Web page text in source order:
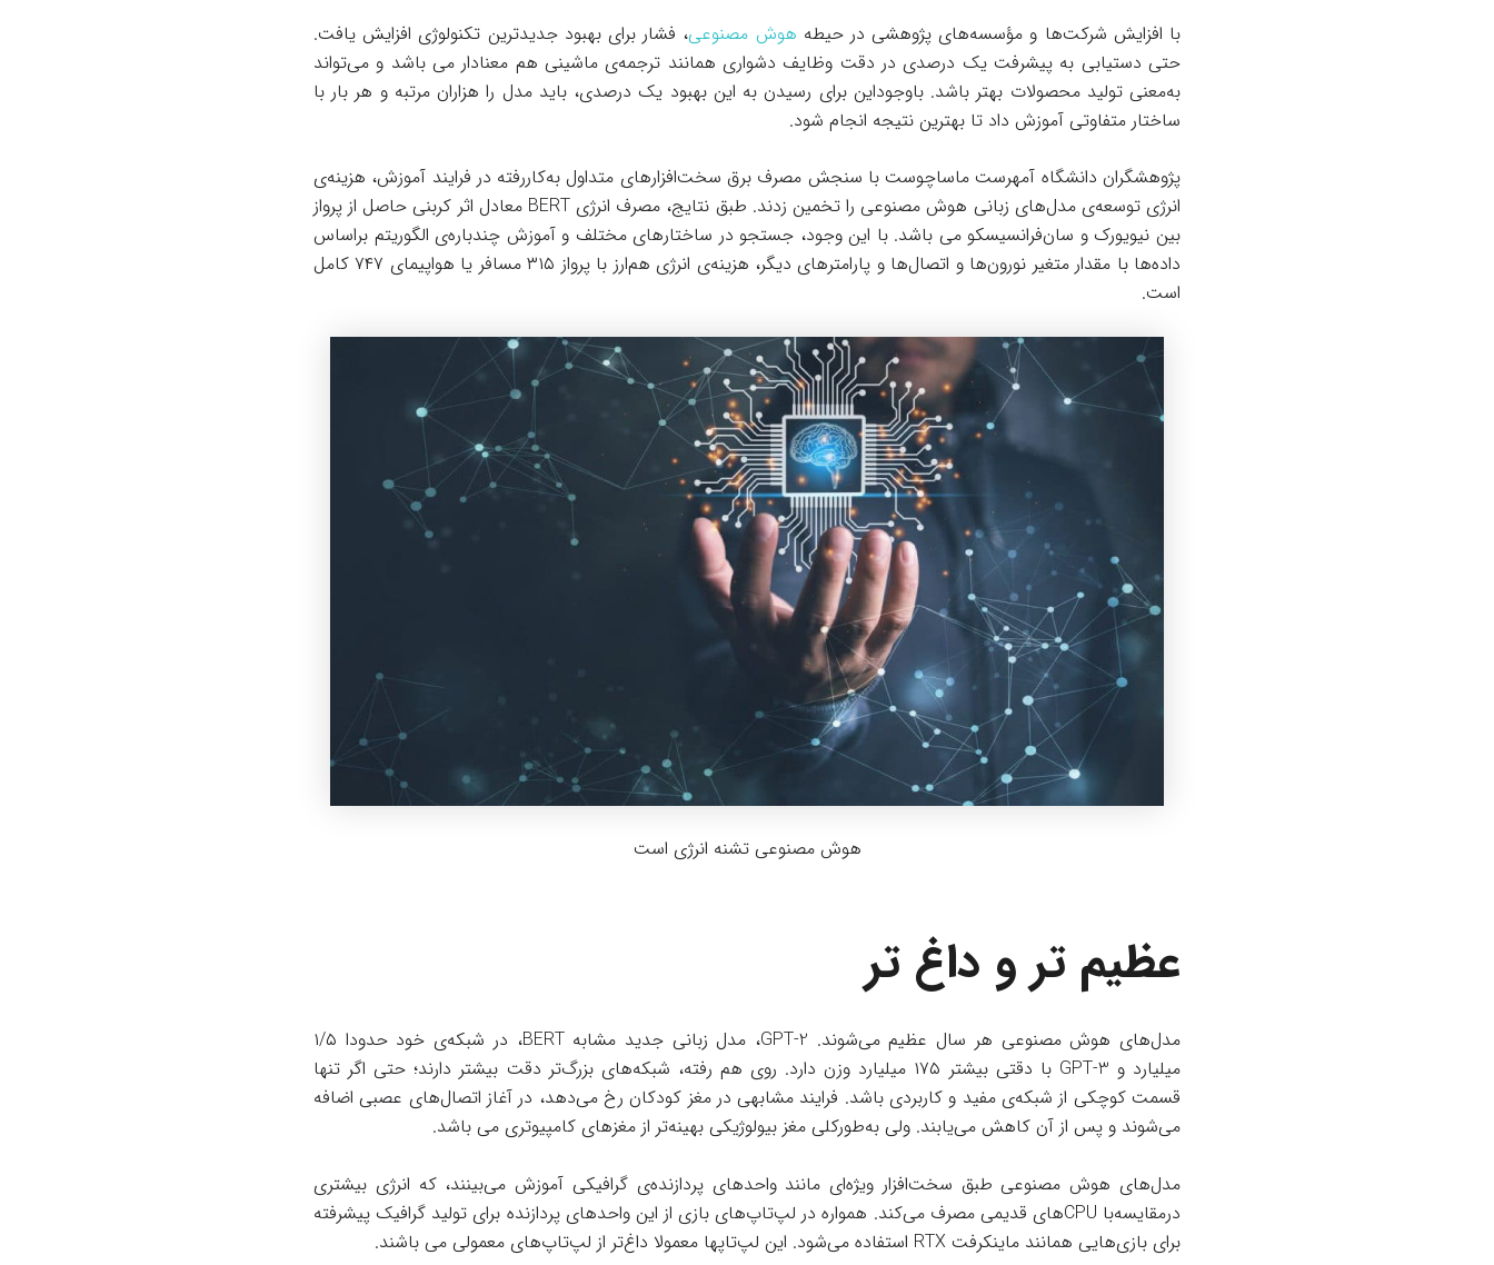
با افزایش شرکت‌ها و مؤسسه‌های پژوهشی در حیطه هوش مصنوعی، فشار برای بهبود جدیدترین تکنولوژی افزایش یافت.
حتی دستیابی به پیشرفت یک درصدی در دقت وظایف دشواری همانند ترجمه‌ی ماشینی هم معنادار می باشد و می‌تواند
به‌معنی تولید محصولات بهتر باشد. باوجوداین برای رسیدن به این بهبود یک درصدی، باید مدل را هزاران مرتبه و هر بار با
ساختار متفاوتی آموزش داد تا بهترین نتیجه انجام شود.
پژوهشگران دانشگاه آمهرست ماساچوست با سنجش مصرف برق سخت‌افزارهای متداول به‌کاررفته در فرایند آموزش، هزینه‌ی
انرژی توسعه‌ی مدل‌های زبانی هوش مصنوعی را تخمین زدند. طبق نتایج، مصرف انرژی BERT معادل اثر کربنی حاصل از پرواز
بین نیویورک و سان‌فرانسیسکو می باشد. با این وجود، جستجو در ساختارهای مختلف و آموزش چندباره‌ی الگوریتم براساس
داده‌ها با مقدار متغیر نورو‌ن‌ها و اتصال‌ها و پارامترهای دیگر، هزینه‌ی انرژی هم‌ارز با پرواز ۳۱۵ مسافر یا هواپیمای ۷۴۷ کامل
است.
هوش مصنوعی تشنه انرژی است
عظیم تر و داغ تر
مدل‌های هوش مصنوعی هر سال عظیم می‌شوند. GPT-2، مدل زبانی جدید مشابه BERT، در شبکه‌ی خود حدودا ۱/۵
میلیارد و GPT-3 با دقتی بیشتر ۱۷۵ میلیارد وزن دارد. روی هم رفته، شبکه‌های بزرگ‌تر دقت بیشتر دارند؛ حتی اگر تنها
قسمت کوچکی از شبکه‌ی مفید و کاربردی باشد. فرایند مشابهی در مغز کودکان رخ می‌دهد، در آغاز اتصال‌های عصبی اضافه
می‌شوند و پس از آن کاهش می‌یابند. ولی به‌طور‌کلی مغز بیولوژیکی بهینه‌تر از مغزهای کامپیوتری می باشد.
مدل‌های هوش مصنوعی طبق سخت‌افزار ویژه‌ای مانند واحدهای پردازنده‌ی گرافیکی آموزش می‌بینند، که انرژی بیشتری
درمقایسه‌با CPU‌های قدیمی مصرف می‌کند. همواره در لپ‌تاپ‌های بازی از این واحدهای پردازنده‌ برای تولید گرافیک پیشرفته
برای بازی‌هایی همانند ماینکرفت RTX استفاده می‌شود. این لپ‌تاپها معمولا داغ‌تر از لپ‌‌تاپ‌های معمولی می باشند.